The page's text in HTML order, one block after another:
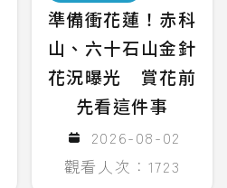
準備衝花蓮！赤科
山、六十石山金針
花況曝光 賞花前
先看這件事
2026-08-02
觀看人次：1723